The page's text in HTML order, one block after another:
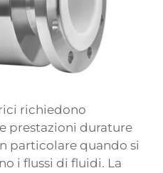
richiedono
prestazioni durature
particolare quando si
i flussi di fluidi. La